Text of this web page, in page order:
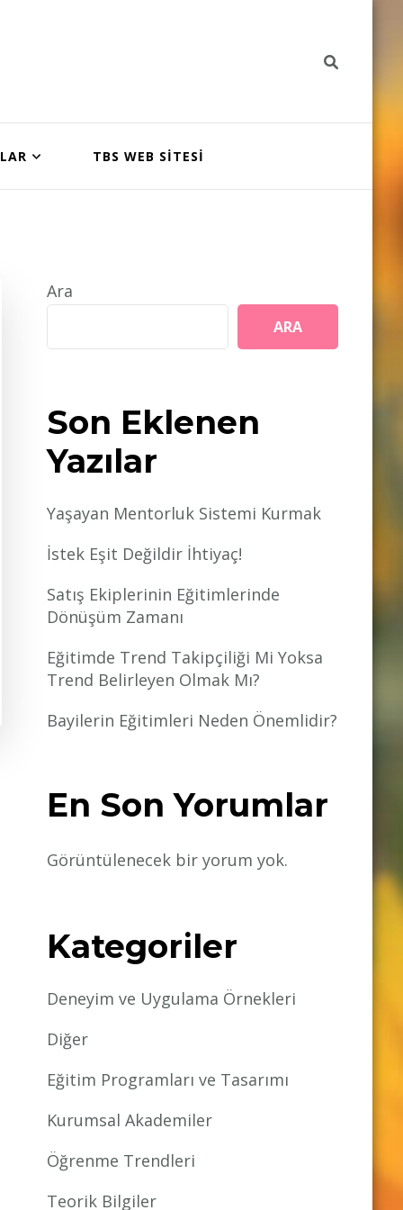
TBS WEB SİTESİ
Ara
ARA
Son Eklenen
Yazılar
Yaşayan Mentorluk Sistemi Kurmak
İstek Eşit Değildir İhtiyaç!
Satış Ekiplerinin Eğitimlerinde
Dönüşüm Zamanı
Eğitimde Trend Takipçiliği Mi Yoksa
Trend Belirleyen Olmak Mı?
Bayilerin Eğitimleri Neden Önemlidir?
En Son Yorumlar
Görüntülenecek bir yorum yok.
Kategoriler
Deneyim ve Uygulama Örnekleri
Diğer
Eğitim Programları ve Tasarımı
Kurumsal Akademiler
Öğrenme Trendleri
Teorik Bilgiler